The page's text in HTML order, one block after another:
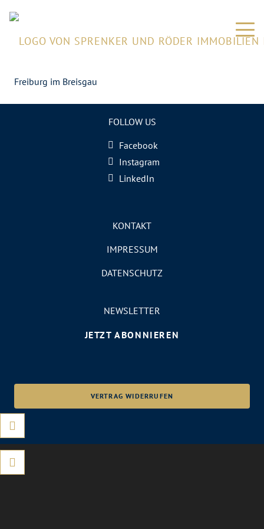
Freiburg im Breisgau
FOLLOW US
Facebook
Instagram
LinkedIn
KONTAKT
IMPRESSUM
DATENSCHUTZ
NEWSLETTER
JETZT ABONNIEREN
VERTRAG WIDERRUFEN